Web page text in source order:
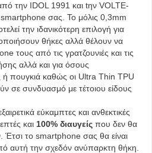
την IDOL 1991 και tην VOLTE-
σας. Το μόλις 0,3mm
την ιδανικότερη επιλογή για
θήκες αλλά θέλουν να
τους από τις γρατζουνιές και τις
αλλά και για όσους
ή πουγκιά καθώς οι Ultra Thin TPU
σε συνδυασμό με τέτοιου είδους
εύκαμπτες και ανθεκτικές
και 100% διαυγείς που δεν θα
Έτσι το smartphone σας θα είναι
αυτή την σχεδόν ανύπαρκτη θήκη.